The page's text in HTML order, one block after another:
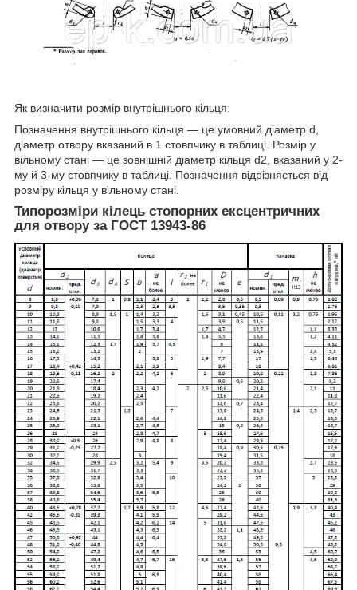
Як визначити розмір внутрішнього кільця:
Позначення внутрішнього кільця — це умовний діаметр d,
діаметр отвору вказаний в 1 стовпчику в таблиці. Розмір у
вільному стані — це зовнішній діаметр кільця d2, вказаний у 2-
му й 3-му стовпчику в таблиці. Позначення відрізняється від
розміру кільця у вільному стані.
Типорозміри кілець стопорних ексцентричних
для отвору за ГОСТ 13943-86